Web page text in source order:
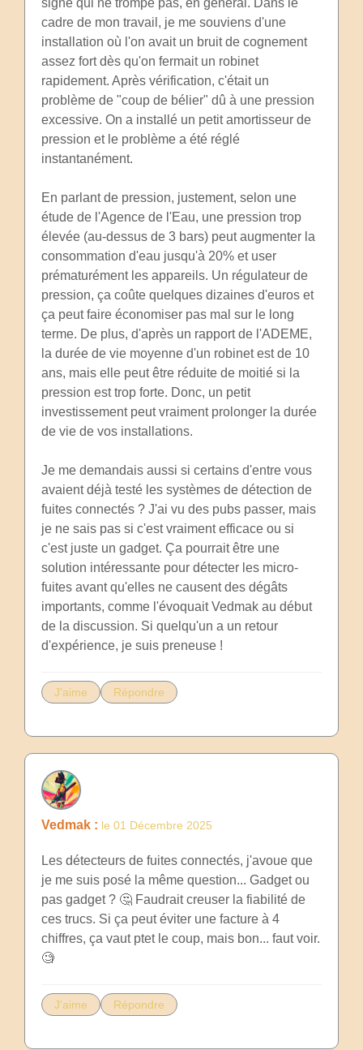
signe qui ne trompe pas, en général. Dans le
cadre de mon travail, je me souviens d'une
installation où l'on avait un bruit de cognement
assez fort dès qu'on fermait un robinet
rapidement. Après vérification, c'était un
problème de "coup de bélier" dû à une pression
excessive. On a installé un petit amortisseur de
pression et le problème a été réglé
instantanément.
En parlant de pression, justement, selon une
étude de l'Agence de l'Eau, une pression trop
élevée (au-dessus de 3 bars) peut augmenter la
consommation d'eau jusqu'à 20% et user
prématurément les appareils. Un régulateur de
pression, ça coûte quelques dizaines d'euros et
ça peut faire économiser pas mal sur le long
terme. De plus, d'après un rapport de l'ADEME,
la durée de vie moyenne d'un robinet est de 10
ans, mais elle peut être réduite de moitié si la
pression est trop forte. Donc, un petit
investissement peut vraiment prolonger la durée
de vie de vos installations.
Je me demandais aussi si certains d'entre vous
avaient déjà testé les systèmes de détection de
fuites connectés ? J'ai vu des pubs passer, mais
je ne sais pas si c'est vraiment efficace ou si
c'est juste un gadget. Ça pourrait être une
solution intéressante pour détecter les micro-
fuites avant qu'elles ne causent des dégâts
importants, comme l'évoquait Vedmak au début
de la discussion. Si quelqu'un a un retour
d'expérience, je suis preneuse !
J'aime Répondre
Vedmak : le 01 Décembre 2025
Les détecteurs de fuites connectés, j'avoue que
je me suis posé la même question... Gadget ou
pas gadget ? 🤔 Faudrait creuser la fiabilité de
ces trucs. Si ça peut éviter une facture à 4
chiffres, ça vaut ptet le coup, mais bon... faut voir.
🧐
J'aime Répondre